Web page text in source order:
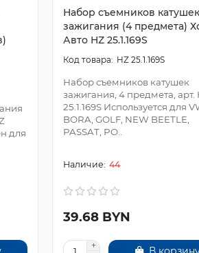
для
Набор съемников катушек
зажигания (4 предмета)
Авто HZ 25.1.169S
HZ 25.1.169S
Набор съемников катушек
зажигания, 4 предмета, арт.
25.1.169S Используется для
BORA, GOLF, NEW BEETLE,
PASSAT, PO..
44
39.68 BYN